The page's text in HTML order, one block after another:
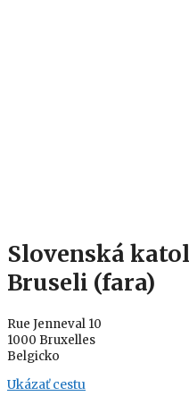
Slovenská
Bruseli (fara)
Rue Jenneval 10
1000 Bruxelles
Belgicko
Ukázať cestu